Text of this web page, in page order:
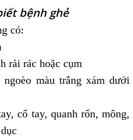
bệnh ghẻ
có:
rải rác hoặc cụm
màu trắng xám dưới
cổ tay, quanh rốn, mông,